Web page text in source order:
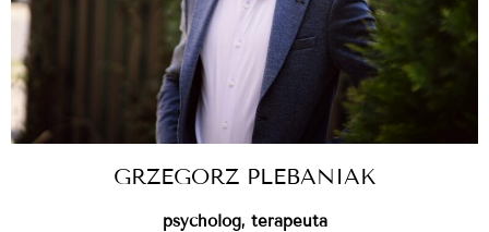
GRZEGORZ PLEBANIAK
psycholog, terapeuta